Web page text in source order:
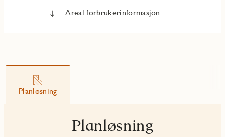
Areal forbrukerinformasjon
Planløsning
Planløsning